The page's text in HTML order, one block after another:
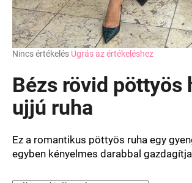
A
átlagos
értékelése
ből
csillag.
Nincs értékelés Ugrás az értékeléshez
Bézs rövid pöttyös
ujjú ruha
Ez a romantikus pöttyös ruha egy
egyben kényelmes darabbal